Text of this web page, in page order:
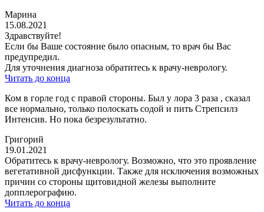
Марина
15.08.2021
Здравствуйте!
Если бы Ваше состояние было опасным, то врач бы Вас
предупредил.
Для уточнения диагноза обратитесь к врачу-неврологу.
Читать до конца
Ком в горле год с правой стороны. Был у лора 3 раза , сказал
все нормально, только полоскать содой и пить Стрепсилз
Интенсив. Но пока безрезультатно.
Григорий
19.01.2021
Обратитесь к врачу-неврологу. Возможно, что это проявление
вегетативной дисфункции. Также для исключения возможных
причин со стороны щитовидной железы выполните
допплерографию.
Читать до конца